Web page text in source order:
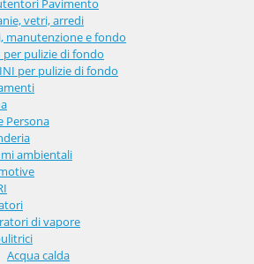
vetri, arredi
manutenzione e fondo
per pulizie di fondo
per pulizie di fondo
Persona
ambientali
di vapore
Acqua calda